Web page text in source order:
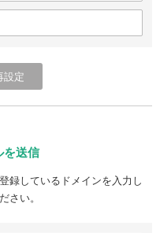
を送信
録しているドメインを入力し
さい。